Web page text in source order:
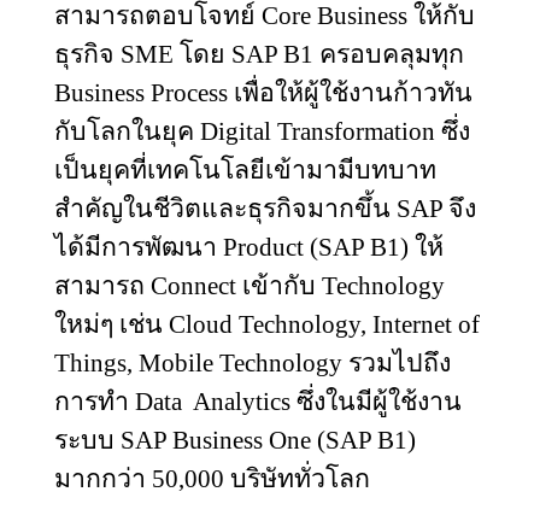
สามารถตอบโจทย์ Core Business ให้กับ
ธุรกิจ SME โดย SAP B1 ครอบคลุมทุก
Business Process เพื่อให้ผู้ใช้งานก้าวทัน
กับโลกในยุค Digital Transformation ซึ่ง
เป็นยุคที่เทคโนโลยีเข้ามามีบทบาท
สำคัญในชีวิตและธุรกิจมากขึ้น SAP จึง
ได้มีการพัฒนา Product (SAP B1) ให้
สามารถ Connect เข้ากับ Technology
ใหม่ๆ เช่น Cloud Technology, Internet of
Things, Mobile Technology รวมไปถึง
การทำ Data Analytics ซึ่งในมีผู้ใช้งาน
ระบบ SAP Business One (SAP B1)
มากกว่า 50,000 บริษัททั่วโลก